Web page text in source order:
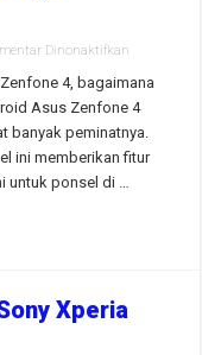
Dinonaktifkan
Root
Zenfone
4
Hanya
Beberapa
4, bagaimana
Asus Zenfone 4
banyak peminatnya.
ini memberikan fitur
untuk ponsel di …
Xperia